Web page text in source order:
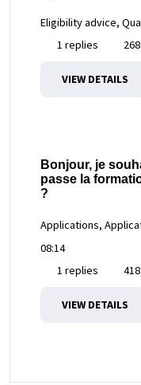
Eligibility advice,
1 replies
VIEW DETAILS
Bonjour, je
passe la
?
Applications,
08:14
1 replies
VIEW DETAILS